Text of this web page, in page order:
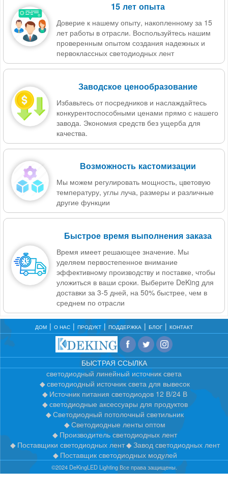
15 лет опыта
Доверие к нашему опыту, накопленному за 15
лет работы в отрасли. Воспользуйтесь нашим
проверенным опытом создания надежных и
первоклассных светодиодных лент
Заводское ценообразование
Избавьтесь от посредников и наслаждайтесь
конкурентоспособными ценами прямо с нашего
завода. Экономия средств без ущерба для
качества.
Возможность кастомизации
Мы можем регулировать мощность, цветовую
температуру, углы луча, размеры и различные
другие функции
Быстрое время выполнения заказа
Время имеет решающее значение. Мы
уделяем первостепенное внимание
эффективному производству и поставке, чтобы
уложиться в ваши сроки. Выберите DeKing для
доставки за 3-5 дней, на 50% быстрее, чем в
среднем по отрасли
ДОМ О НАС ПРОДУКТ ПОДДЕРЖКА БЛОГ КОНТАКТ
БЫСТРАЯ ССЫЛКА
светодиодный линейный источник света
светодиодный источник света для вывесок
Источник питания светодиодов 12 В/24 В
светодиодные аксессуары для продуктов
Светодиодный потолочный светильник
Светодиодные ленты оптом
Производитель светодиодных лент
Поставщики светодиодных лент
Завод светодиодных лент
Поставщик светодиодных модулей
©2024 DeKingLED Lighting Все права защищены.